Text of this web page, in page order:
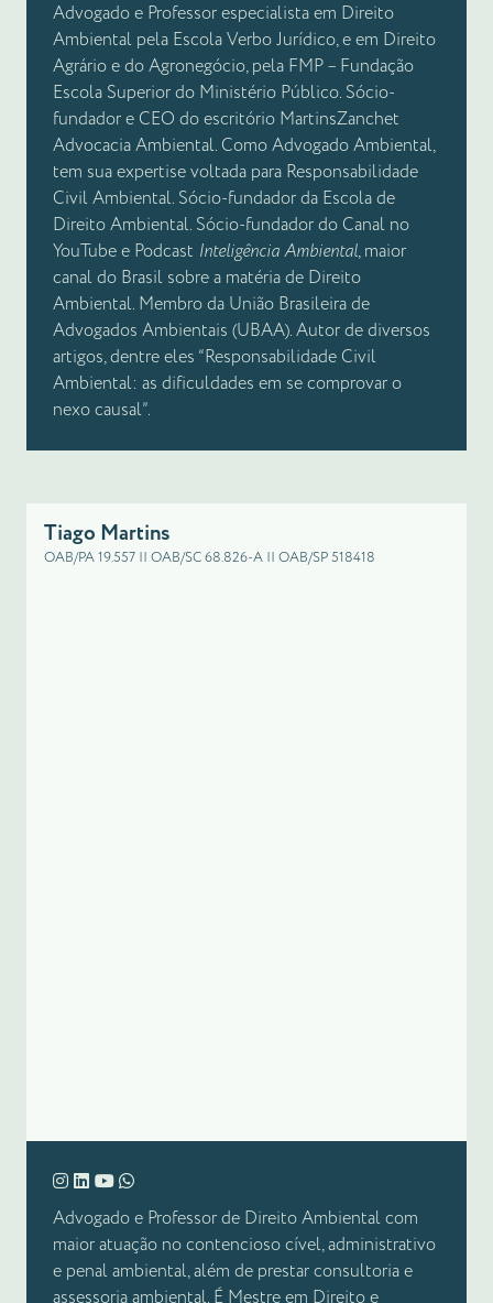
Advogado e Professor especialista em Direito
Ambiental pela Escola Verbo Jurídico, e em Direito
Agrário e do Agronegócio, pela FMP – Fundação
Escola Superior do Ministério Público. Sócio-
fundador e CEO do escritório MartinsZanchet
Advocacia Ambiental. Como Advogado Ambiental,
tem sua expertise voltada para Responsabilidade
Civil Ambiental. Sócio-fundador da Escola de
Direito Ambiental. Sócio-fundador do Canal no
YouTube e Podcast Inteligência Ambiental, maior
canal do Brasil sobre a matéria de Direito
Ambiental. Membro da União Brasileira de
Advogados Ambientais (UBAA). Autor de diversos
artigos, dentre eles “Responsabilidade Civil
Ambiental: as dificuldades em se comprovar o
nexo causal”.
Tiago Martins
OAB/PA 19.557 || OAB/SC 68.826-A || OAB/SP 518418
Advogado e Professor de Direito Ambiental com
maior atuação no contencioso cível, administrativo
e penal ambiental, além de prestar consultoria e